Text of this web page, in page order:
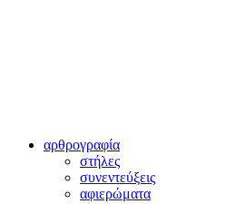
αρθρογραφία
στήλες
συνεντεύξεις
αφιερώματα